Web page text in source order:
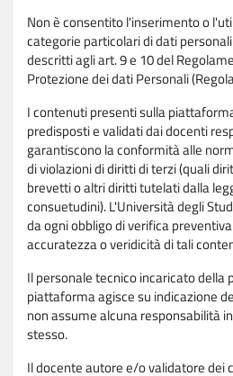
Non è consentito l'inserimento o
categorie particolari di dati
descritti agli art. 9 e 10 del
Protezione dei dati Personali
I contenuti presenti sulla
predisposti e validati dai docenti
garantiscono la conformità alle
di violazioni di diritti di terzi (quali
brevetti o altri diritti tutelati dalla
consuetudini). L'Università degli
da ogni obbligo di verifica
accuratezza o veridicità di tali
Il personale tecnico incaricato della
piattaforma agisce su indicazione
non assume alcuna responsabilità
stesso.
Il docente autore e/o validatore dei